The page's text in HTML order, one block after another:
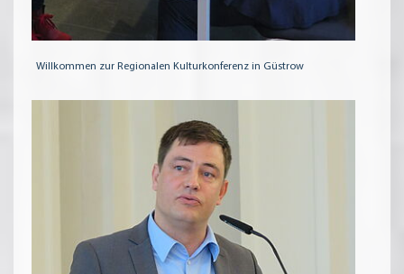
Willkommen zur Regionalen Kulturkonferenz in Güstrow